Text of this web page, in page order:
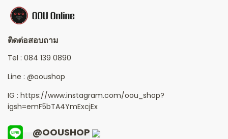
ติดต่อสอบถาม
Tel : 084 139 0890
Line : @ooushop
IG : https://www.instagram.com/oou_shop?
igsh=emF5bTA4YmExcjEx
@OOUSHOP